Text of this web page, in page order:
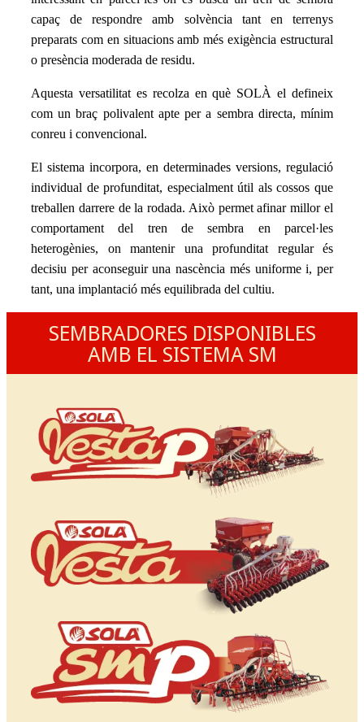
capaç de respondre amb solvència tant en terrenys
preparats com en situacions amb més exigència estructural
o presència moderada de residu.
Aquesta versatilitat es recolza en què SOLÀ el defineix
com un braç polivalent apte per a sembra directa, mínim
conreu i convencional.
El sistema incorpora, en determinades versions, regulació
individual de profunditat, especialment útil als cossos que
treballen darrere de la rodada. Això permet afinar millor el
comportament del tren de sembra en parcel·les
heterogènies, on mantenir una profunditat regular és
decisiu per aconseguir una nascència més uniforme i, per
tant, una implantació més equilibrada del cultiu.
SEMBRADORES DISPONIBLES
AMB EL SISTEMA SM